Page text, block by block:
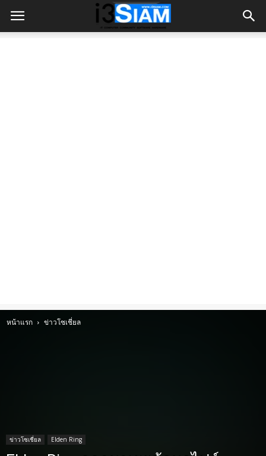
หน้าแรก ข่าวโซเชี่ยล
ข่าวโซเชี่ยล Elden Ring